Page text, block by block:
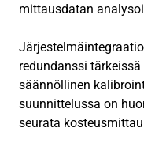
mittausdatan
redundanssi
säännöllinen
suunnittelussa on
seurata